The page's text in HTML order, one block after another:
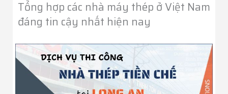
Tổng hợp các nhà máy thép ở Việt Nam
đáng tin cậy nhất hiện nay